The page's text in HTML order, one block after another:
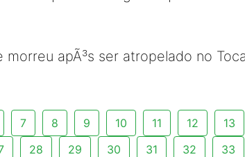
morreu apÃ³s ser atropelado no
7 8 9 10 11 12 13
28 29 30 31 32 33